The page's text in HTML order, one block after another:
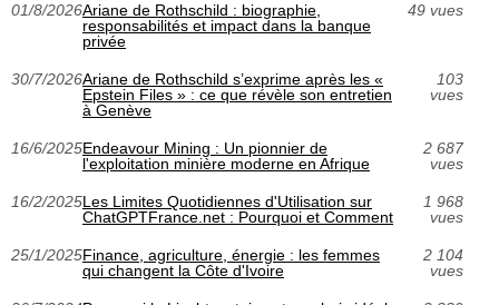
01/8/2026Ariane de Rothschild : biographie,
responsabilités et impact dans la banque
privée
49 vues
30/7/2026Ariane de Rothschild s’exprime après les «
Epstein Files » : ce que révèle son entretien
à Genève
103
vues
16/6/2025Endeavour Mining : Un pionnier de
l'exploitation minière moderne en Afrique
2 687
vues
16/2/2025Les Limites Quotidiennes d'Utilisation sur
ChatGPTFrance.net : Pourquoi et Comment
1 968
vues
25/1/2025Finance, agriculture, énergie : les femmes
qui changent la Côte d'Ivoire
2 104
vues